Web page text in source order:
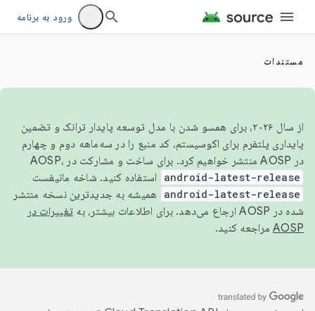
ورود به برنامه
مستندات
از سال ۲۰۲۶، برای همسو شدن با مدل توسعه پایدار ترانک و تضمین
پایداری پلتفرم برای اکوسیستم، کد منبع را در سه‌ماهه دوم و چهارم
در AOSP منتشر خواهیم کرد. برای ساخت و مشارکت در AOSP،
android-latest-release استفاده کنید. شاخه مانیفست
android-latest-release
همیشه به جدیدترین نسخه منتشر
شده در AOSP ارجاع می‌دهد. برای اطلاعات بیشتر، به
تغییرات در
AOSP مراجعه کنید.